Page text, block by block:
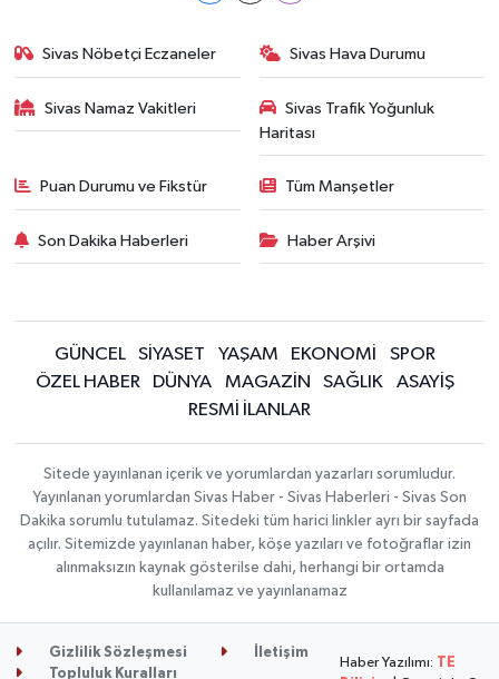
Sivas Nöbetçi Eczaneler Sivas Hava Durumu
Sivas Namaz Vakitleri
Sivas Trafik Yoğunluk
Haritası
Puan Durumu ve Fikstür Tüm Manşetler
Son Dakika Haberleri Haber Arşivi
GÜNCEL SİYASET YAŞAM EKONOMİ
SPOR
ÖZEL HABER
DÜNYA MAGAZİN SAĞLIK
ASAYİŞ
RESMİ İLANLAR
Sitede yayınlanan içerik ve yorumlardan yazarları sorumludur.
Yayınlanan yorumlardan Sivas Haber - Sivas Haberleri - Sivas Son
Dakika sorumlu tutulamaz. Sitedeki tüm harici linkler ayrı bir sayfada
açılır. Sitemizde yayınlanan haber, köşe yazıları ve fotoğraflar izin
alınmaksızın kaynak gösterilse dahi, herhangi bir ortamda
kullanılamaz ve yayınlanamaz
Gizlilik Sözleşmesi
İletişim
Topluluk Kuralları
Haber Yazılımı: TE